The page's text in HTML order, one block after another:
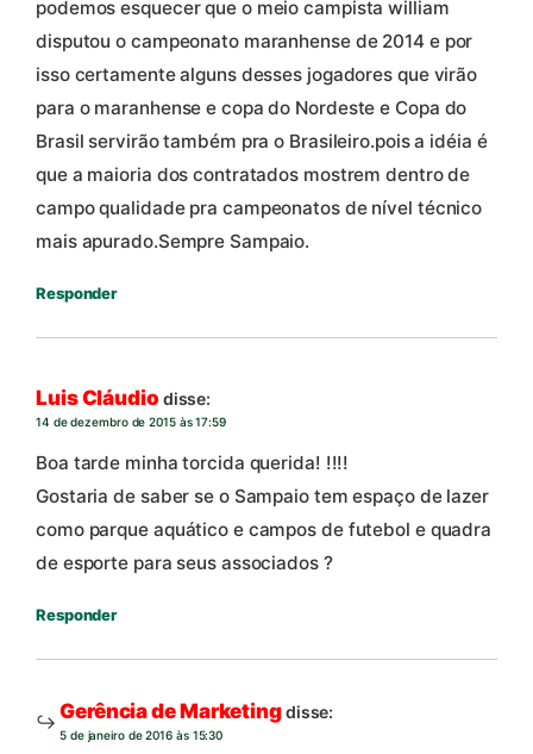
podemos esquecer que o meio campista william
disputou o campeonato maranhense de 2014 e por
isso certamente alguns desses jogadores que virão
para o maranhense e copa do Nordeste e Copa do
Brasil servirão também pra o Brasileiro.pois a idéia é
que a maioria dos contratados mostrem dentro de
campo qualidade pra campeonatos de nível técnico
mais apurado.Sempre Sampaio.
Responder
Luis Cláudio disse:
14 de dezembro de 2015 às 17:59
Boa tarde minha torcida querida! !!!!
Gostaria de saber se o Sampaio tem espaço de lazer
como parque aquático e campos de futebol e quadra
de esporte para seus associados ?
Responder
Gerência de Marketingdisse:
5 de janeiro de 2016 às 15:30